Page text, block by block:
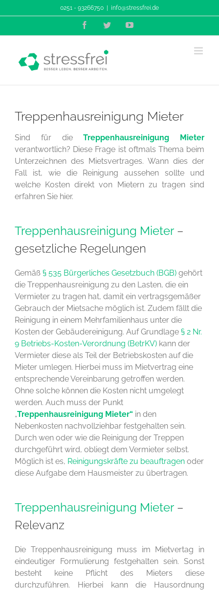
Inhalt
0251 - 93266750 info@stressfrei.de
FacebookTwitterYouTube
Treppenhausreinigung Mieter
Sind für dieTreppenhausreinigung
Mieter
verantwortlich? Diese Frage ist oftmals Thema beim
Unterzeichnen des Mietsvertrages. Wann dies der
Fall ist, wie die Reinigung aussehen sollte und
welche Kosten direkt von Mietern zu tragen sind
erfahren Sie hier.
Treppenhausreinigung Mieter–
gesetzliche Regelungen
Gemäß § 535 Bürgerliches Gesetzbuch (BGB)gehört
die Treppenhausreinigung zu den Lasten, die ein
Vermieter zu tragen hat, damit ein vertragsgemäßer
Gebrauch der Mietsache möglich ist. Zudem fällt die
Reinigung in einem Mehrfamilienhaus unter die
Kosten der Gebäudereinigung. Auf Grundlage § 2 Nr.
9 Betriebs-Kosten-Verordnung (BetrKV)kann der
Vermieter diese als Teil der Betriebskosten auf die
Mieter umlegen. Hierbei muss im Mietvertrag eine
entsprechende Vereinbarung getroffen werden.
Ohne solche können die Kosten nicht umgelegt
werden. Auch muss der Punkt
„Treppenhausreinigung Mieter“ in den
Nebenkosten nachvollziehbar festgehalten sein.
Durch wen oder wie die Reinigung der Treppen
durchgeführt wird, obliegt dem Vermieter selbst.
Möglich ist es, Reinigungskräfte zu beauftragenoder
diese Aufgabe dem Hausmeister zu übertragen.
Treppenhausreinigung Mieter –
Relevanz
Die Treppenhausreinigung muss im Mietvertag in
eindeutiger Formulierung festgehalten sein. Sonst
besteht keine Pflicht des Mieters diese
durchzuführen. Hierbei kann die Hausordnung